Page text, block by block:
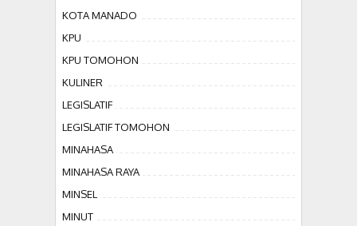
KOTA MANADO
KPU
KPU TOMOHON
KULINER
LEGISLATIF
LEGISLATIF TOMOHON
MINAHASA
MINAHASA RAYA
MINSEL
MINUT